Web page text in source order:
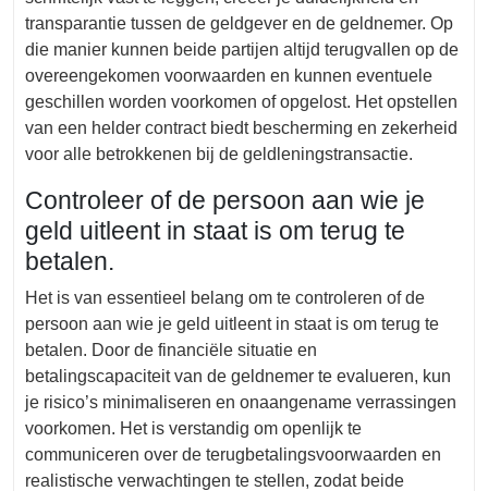
transparantie tussen de geldgever en de geldnemer. Op
die manier kunnen beide partijen altijd terugvallen op de
overeengekomen voorwaarden en kunnen eventuele
geschillen worden voorkomen of opgelost. Het opstellen
van een helder contract biedt bescherming en zekerheid
voor alle betrokkenen bij de geldleningstransactie.
Controleer of de persoon aan wie je
geld uitleent in staat is om terug te
betalen.
Het is van essentieel belang om te controleren of de
persoon aan wie je geld uitleent in staat is om terug te
betalen. Door de financiële situatie en
betalingscapaciteit van de geldnemer te evalueren, kun
je risico’s minimaliseren en onaangename verrassingen
voorkomen. Het is verstandig om openlijk te
communiceren over de terugbetalingsvoorwaarden en
realistische verwachtingen te stellen, zodat beide